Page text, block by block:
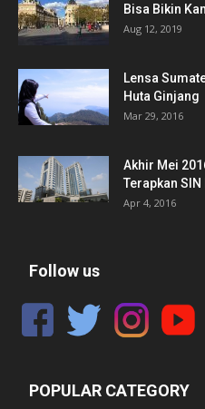
Bisa Bikin
Aug 12, 2019
Lensa
Huta Ginjang
Mar 29, 2016
Akhir Mei
Terapkan
Apr 4, 2016
Follow us
POPULAR CATEGORY